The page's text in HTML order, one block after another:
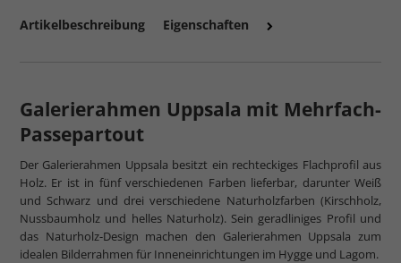
Artikelbeschreibung Eigenschaften
Galerierahmen Uppsala mit Mehrfach-
Passepartout
Der Galerierahmen Uppsala besitzt ein rechteckiges Flachprofil aus
Holz. Er ist in fünf verschiedenen Farben lieferbar, darunter Weiß
und Schwarz und drei verschiedene Naturholzfarben (Kirschholz,
Nussbaumholz und helles Naturholz). Sein geradliniges Profil und
das Naturholz-Design machen den Galerierahmen Uppsala zum
idealen Bilderrahmen für Inneneinrichtungen im Hygge und Lagom.